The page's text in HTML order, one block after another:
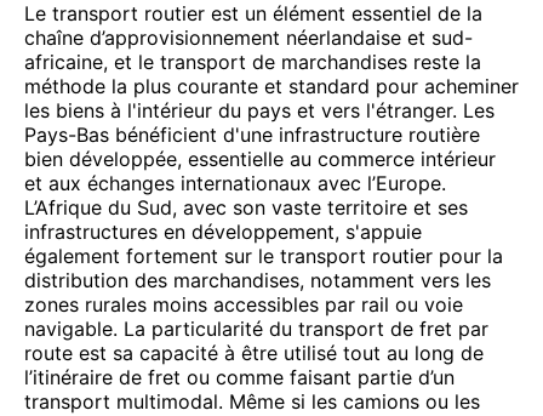
Le transport routier est un élément essentiel de la
chaîne d’approvisionnement néerlandaise et sud-
africaine, et le transport de marchandises reste la
méthode la plus courante et standard pour acheminer
les biens à l'intérieur du pays et vers l'étranger. Les
Pays-Bas bénéficient d'une infrastructure routière
bien développée, essentielle au commerce intérieur
et aux échanges internationaux avec l’Europe.
L’Afrique du Sud, avec son vaste territoire et ses
infrastructures en développement, s'appuie
également fortement sur le transport routier pour la
distribution des marchandises, notamment vers les
zones rurales moins accessibles par rail ou voie
navigable. La particularité du transport de fret par
route est sa capacité à être utilisé tout au long de
l’itinéraire de fret ou comme faisant partie d’un
transport multimodal. Même si les camions ou les